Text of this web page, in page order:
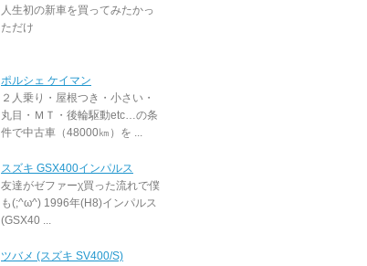
人生初の新車を買ってみたかっ
ただけ
ポルシェ ケイマン
２人乗り・屋根つき・小さい・
丸目・ＭＴ・後輪駆動etc…の条
件で中古車（48000㎞）を ...
スズキ GSX400インパルス
友達がゼファーχ買った流れで僕
も(;^ω^) 1996年(H8)インパルス
(GSX40 ...
ツバメ (スズキ SV400/S)